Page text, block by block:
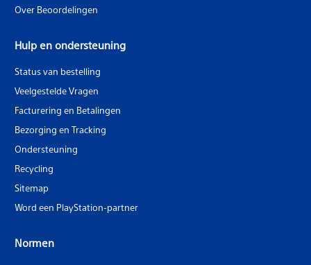
Over Beoordelingen
Hulp en ondersteuning
Status van bestelling
Veelgestelde Vragen
Facturering en Betalingen
Bezorging en Tracking
Ondersteuning
Recycling
Sitemap
Word een PlayStation-partner
Normen